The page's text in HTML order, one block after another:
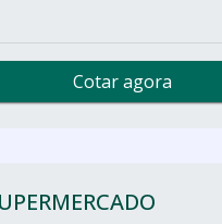
Cotar agora